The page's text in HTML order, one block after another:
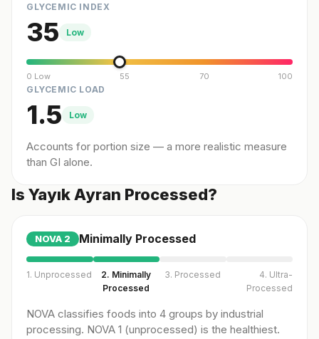
GLYCEMIC INDEX
35 Low
0 Low 55 70 100
GLYCEMIC LOAD
1.5 Low
Accounts for portion size — a more realistic measure
than GI alone.
Is Yayık Ayran Processed?
NOVA 2 Minimally Processed
1. Unprocessed
2. Minimally
Processed
3. Processed
4. Ultra-
Processed
NOVA classifies foods into 4 groups by industrial
processing. NOVA 1 (unprocessed) is the healthiest.